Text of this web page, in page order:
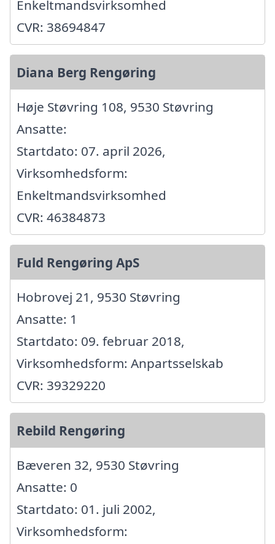
Enkeltmandsvirksomhed
CVR: 38694847
Diana Berg Rengøring
Høje Støvring 108, 9530 Støvring
Ansatte:
Startdato: 07. april 2026,
Virksomhedsform:
Enkeltmandsvirksomhed
CVR: 46384873
Fuld Rengøring ApS
Hobrovej 21, 9530 Støvring
Ansatte: 1
Startdato: 09. februar 2018,
Virksomhedsform: Anpartsselskab
CVR: 39329220
Rebild Rengøring
Bæveren 32, 9530 Støvring
Ansatte: 0
Startdato: 01. juli 2002,
Virksomhedsform: